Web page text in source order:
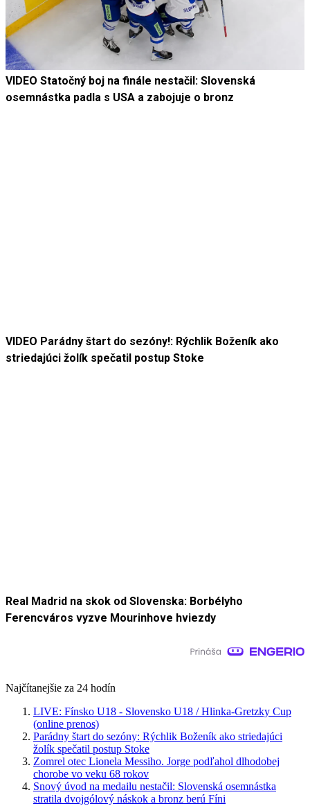
VIDEO Statočný boj na finále nestačil: Slovenská
osemnástka padla s USA a zabojuje o bronz
VIDEO Parádny štart do sezóny!: Rýchlik Boženík ako
striedajúci žolík spečatil postup Stoke
Real Madrid na skok od Slovenska: Borbélyho
Ferencváros vyzve Mourinhove hviezdy
Najčítanejšie za 24 hodín
LIVE: Fínsko U18 - Slovensko U18 / Hlinka-Gretzky Cup
(online prenos)
Parádny štart do sezóny: Rýchlik Boženík ako striedajúci
žolík spečatil postup Stoke
Zomrel otec Lionela Messiho. Jorge podľahol dlhodobej
chorobe vo veku 68 rokov
Snový úvod na medailu nestačil: Slovenská osemnástka
stratila dvojgólový náskok a bronz berú Fíni